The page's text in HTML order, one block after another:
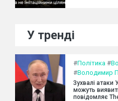
У тренді
#Політика #
#Володимир
Зухвалі атаки
можуть
повідомляє